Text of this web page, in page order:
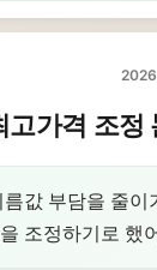
고가격 조정
값 부담을 줄이
조정하기로 했